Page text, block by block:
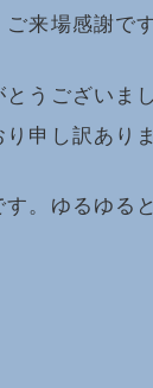
来場感謝です
うございま
申し訳あり
。ゆるゆると